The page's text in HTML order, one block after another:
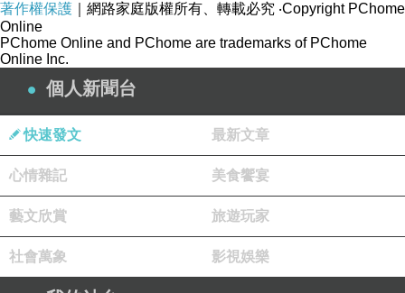
著作權保護 ｜網路家庭版權所有、轉載必究 ‧Copyright PChome
Online
PChome Online and PChome are trademarks of PChome
Online Inc.
個人新聞台
快速發文 最新文章
心情雜記 美食饗宴
藝文欣賞 旅遊玩家
社會萬象 影視娛樂